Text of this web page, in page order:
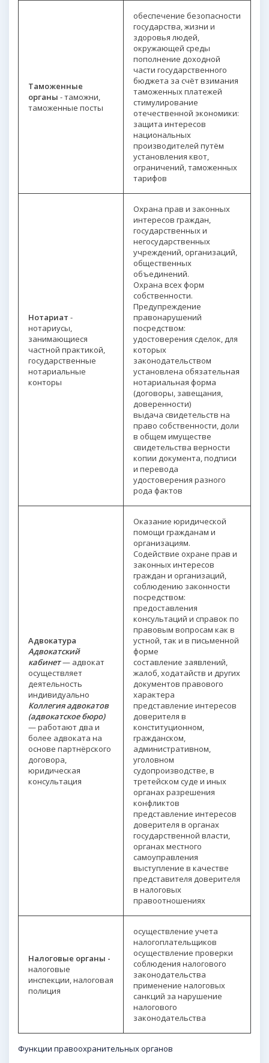
Таможенные
органы - таможни,
таможенные посты
обеспечение безопасности
государства, жизни и
здоровья людей,
окружающей среды
пополнение доходной
части государственного
бюджета за счёт взимания
таможенных платежей
стимулирование
отечественной экономики:
защита интересов
национальных
производителей путём
установления квот,
ограничений, таможенных
тарифов
Нотариат -
нотариусы,
занимающиеся
частной практикой,
государственные
нотариальные
конторы
Охрана прав и законных
интересов граждан,
государственных и
негосударственных
учреждений, организаций,
общественных
объединений.
Охрана всех форм
собственности.
Предупреждение
правонарушений
посредством:
удостоверения сделок, для
которых
законодательством
установлена обязательная
нотариальная форма
(договоры, завещания,
доверенности)
выдача свидетельств на
право собственности, доли
в общем имуществе
свидетельства верности
копии документа, подписи
и перевода
удостоверения разного
рода фактов
Адвокатура
Адвокатский
кабинет— адвокат
осуществляет
деятельность
индивидуально
Коллегия адвокатов
(адвокатское бюро)
— работают два и
более адвоката на
основе партнёрского
договора,
юридическая
консультация
Оказание юридической
помощи гражданам и
организациям.
Содействие охране прав и
законных интересов
граждан и организаций,
соблюдению законности
посредством:
предоставления
консультаций и справок по
правовым вопросам как в
устной, так и в письменной
форме
составление заявлений,
жалоб, ходатайств и других
документов правового
характера
представление интересов
доверителя в
конституционном,
гражданском,
административном,
уголовном
судопроизводстве, в
третейском суде и иных
органах разрешения
конфликтов
представление интересов
доверителя в органах
государственной власти,
органах местного
самоуправления
выступление в качестве
представителя доверителя
в налоговых
правоотношениях
Налоговые органы -
налоговые
инспекции, налоговая
полиция
осуществление учета
налогоплательщиков
осуществление проверки
соблюдения налогового
законодательства
применение налоговых
санкций за нарушение
налогового
законодательства
Функции правоохранительных органов